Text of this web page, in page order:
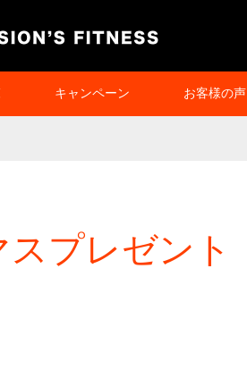
キャンペーン お客様の声
プレゼント